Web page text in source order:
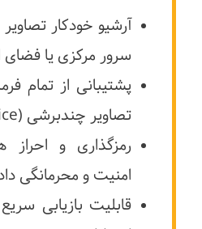
سرور مرکزی یا فضای
تصاویر چندبرشی (Multislice)
رمزگذاری و
امنیت و محرمانگی
قابلیت بازیابی